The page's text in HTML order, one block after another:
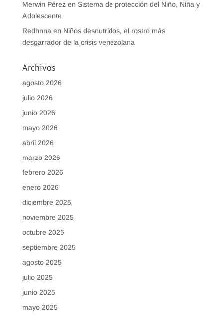
Merwin Pérez en Sistema de protección del Niño, Niña y
Adolescente
Redhnna en Niños desnutridos, el rostro más
desgarrador de la crisis venezolana
Archivos
agosto 2026
julio 2026
junio 2026
mayo 2026
abril 2026
marzo 2026
febrero 2026
enero 2026
diciembre 2025
noviembre 2025
octubre 2025
septiembre 2025
agosto 2025
julio 2025
junio 2025
mayo 2025